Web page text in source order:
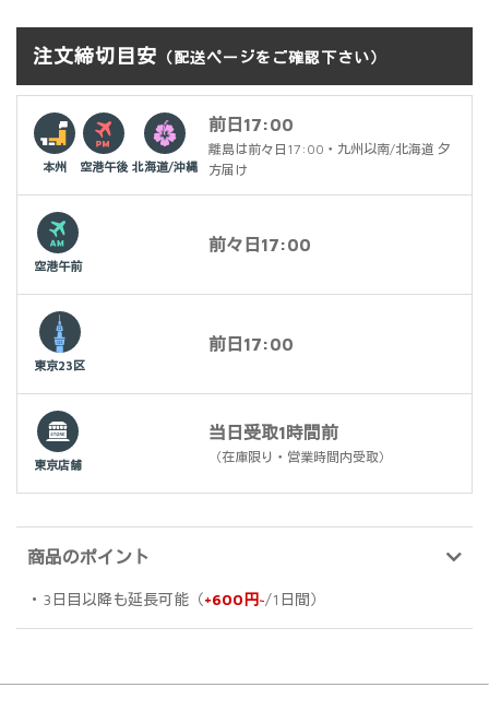
注文締切目安 （配送ページをご確認下さい）
本州 空港午後 北海道/沖縄
前日17:00
離島は前々日17:00・九州以南/北海道 夕
方届け
空港午前
前々日17:00
東京23区
前日17:00
東京店舗
当日受取1時間前
（在庫限り・営業時間内受取）
商品のポイント
・3日目以降も延長可能（+600円~/1日間）